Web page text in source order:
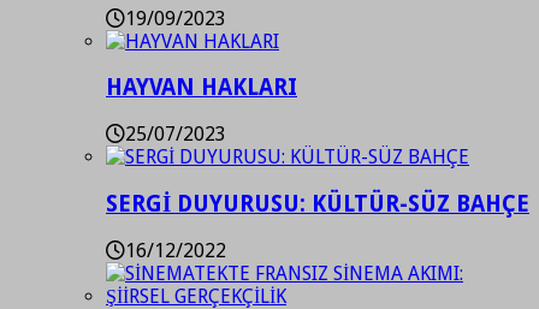
19/09/2023
HAYVAN HAKLARI
25/07/2023
SERGİ DUYURUSU: KÜLTÜR-SÜZ BAHÇE
16/12/2022